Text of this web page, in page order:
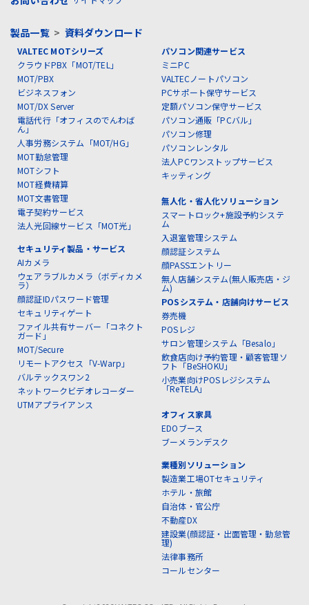
製品一覧> 資料ダウンロード
VALTEC MOTシリーズ
クラウドPBX「MOT/TEL」
MOT/PBX
ビジネスフォン
MOT/DX Server
電話代行「オフィスのでんわば
ん」
人事労務システム「MOT/HG」
MOT勤怠管理
MOTシフト
MOT経費精算
MOT文書管理
電子契約サービス
法人光回線サービス「MOT光」
セキュリティ製品・サービス
AIカメラ
ウェアラブルカメラ（ボディカメ
ラ）
顔認証IDパスワード管理
セキュリティゲート
ファイル共有サーバー「コネクト
ガード」
MOT/Secure
リモートアクセス「V-Warp」
バルテックスワン2
ネットワークビデオレコーダー
UTMアプライアンス
パソコン関連サービス
ミニPC
VALTECノートパソコン
PCサポート保守サービス
定額パソコン保守サービス
パソコン通販「PCバル」
パソコン修理
パソコンレンタル
法人PCワンストップサービス
キッティング
無人化・省人化ソリューション
スマートロック+施設予約システ
ム
入退室管理システム
顔認証システム
顔PASSエントリー
無人店舗システム(無人販売店・ジ
ム)
POSシステム・店舗向けサービス
券売機
POSレジ
サロン管理システム「Besalo」
飲食店向け予約管理・顧客管理ソ
フト「BeSHOKU」
小売業向けPOSレジシステム
「ReTELA」
オフィス家具
EDOブース
ブーメランデスク
業種別ソリューション
製造業工場OTセキュリティ
ホテル・旅館
自治体・官公庁
不動産DX
建設業(顔認証・出面管理・勤怠管
理)
法律事務所
コールセンター